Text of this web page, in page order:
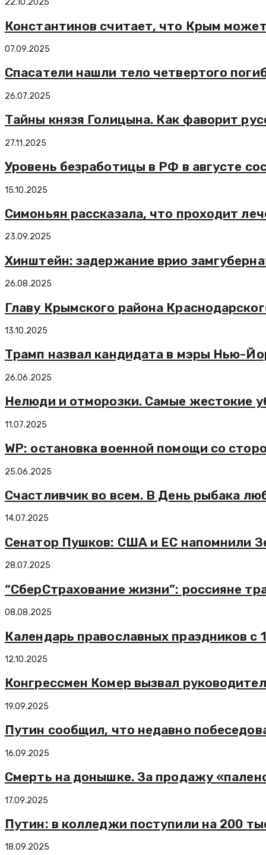
22.10.2025
Константинов считает, что Крым
07.09.2025
Спасатели нашли тело четвертого
26.07.2025
Тайны князя Голицына. Как фаворит
27.11.2025
Уровень безработицы в РФ в августе
15.10.2025
Симоньян рассказала, что проходит
23.09.2025
Хинштейн: задержание врио
26.08.2025
Главу Крымского района
13.10.2025
Трамп назвал кандидата в мэры Нью-
26.06.2025
Нелюди и отморозки. Самые жестокие
11.07.2025
WP: остановка военной помощи со
25.06.2025
Счастливчик во всем. В День рыбака
14.07.2025
Сенатор Пушков: США и ЕС напомнили
28.07.2025
“СберСтрахование жизни”: россияне
08.08.2025
Календарь православных праздников
12.10.2025
Конгрессмен Комер вызвал
19.09.2025
Путин сообщил, что недавно
16.09.2025
Смерть на донышке. За продажу
17.09.2025
Путин: в колледжи поступили на 200
18.09.2025